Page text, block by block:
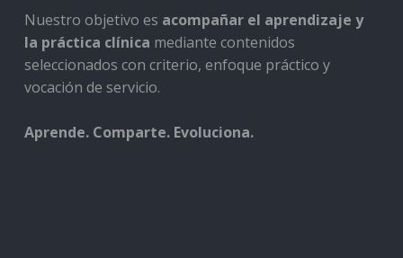
Nuestro objetivo es acompañar el aprendizaje y
la práctica clínica mediante contenidos
seleccionados con criterio, enfoque práctico y
vocación de servicio.
Aprende. Comparte. Evoluciona.